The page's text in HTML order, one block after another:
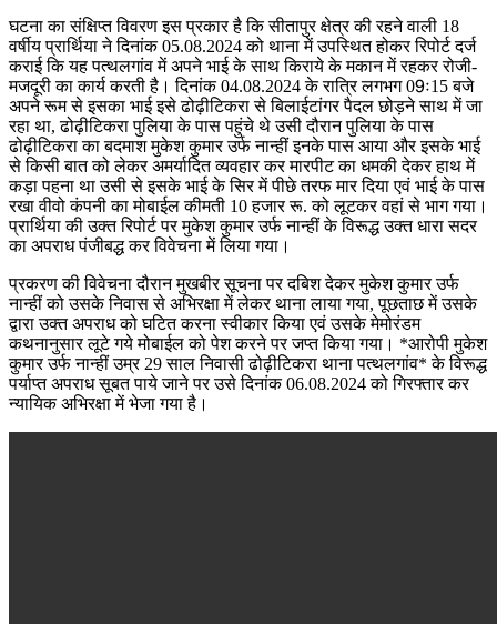
घटना का संक्षिप्त विवरण इस प्रकार है कि सीतापुर क्षेत्र की रहने वाली 18
वर्षीय प्रार्थिया ने दिनांक 05.08.2024 को थाना में उपस्थित होकर रिपोर्ट दर्ज
कराई कि यह पत्थलगांव में अपने भाई के साथ किराये के मकान में रहकर रोजी-
मजदूरी का कार्य करती है। दिनांक 04.08.2024 के रात्रि लगभग 09ः15 बजे
अपने रूम से इसका भाई इसे ढोढ़ीटिकरा से बिलाईटांगर पैदल छोड़ने साथ में जा
रहा था, ढोढ़ीटिकरा पुलिया के पास पहुंचे थे उसी दौरान पुलिया के पास
ढोढ़ीटिकरा का बदमाश मुकेश कुमार उर्फ नान्हीं इनके पास आया और इसके भाई
से किसी बात को लेकर अमर्यादित व्यवहार कर मारपीट का धमकी देकर हाथ में
कड़ा पहना था उसी से इसके भाई के सिर में पीछे तरफ मार दिया एवं भाई के पास
रखा वीवो कंपनी का मोबाईल कीमती 10 हजार रू. को लूटकर वहां से भाग गया।
प्रार्थिया की उक्त रिपोर्ट पर मुकेश कुमार उर्फ नान्हीं के विरूद्ध उक्त धारा सदर
का अपराध पंजीबद्ध कर विवेचना में लिया गया।
प्रकरण की विवेचना दौरान मुखबीर सूचना पर दबिश देकर मुकेश कुमार उर्फ
नान्हीं को उसके निवास से अभिरक्षा में लेकर थाना लाया गया, पूछताछ में उसके
द्वारा उक्त अपराध को घटित करना स्वीकार किया एवं उसके मेमोरंडम
कथनानुसार लूटे गये मोबाईल को पेश करने पर जप्त किया गया। *आरोपी मुकेश
कुमार उर्फ नान्हीं उम्र 29 साल निवासी ढोढ़ीटिकरा थाना पत्थलगांव* के विरूद्ध
पर्याप्त अपराध सूबत पाये जाने पर उसे दिनांक 06.08.2024 को गिरफ्तार कर
न्यायिक अभिरक्षा में भेजा गया है।